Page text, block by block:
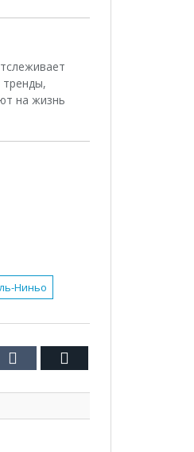
на жизнь
Ниньо
Tumblr